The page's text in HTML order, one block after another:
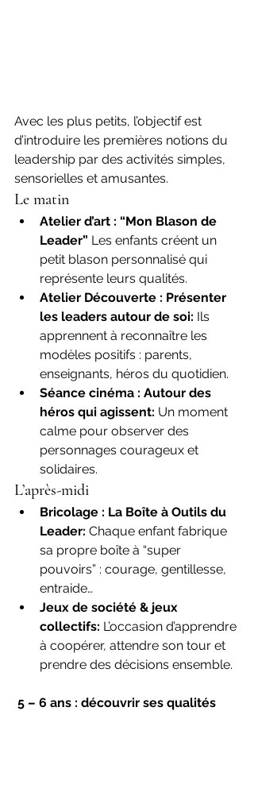
Avec les plus petits, l’objectif est
d’introduire les premières notions du
leadership par des activités simples,
sensorielles et amusantes.
Le matin
Atelier d’art : “Mon Blason de
Leader” Les enfants créent un
petit blason personnalisé qui
représente leurs qualités.
Atelier Découverte : Présenter
les leaders autour de soi: Ils
apprennent à reconnaître les
modèles positifs : parents,
enseignants, héros du quotidien.
Séance cinéma : Autour des
héros qui agissent: Un moment
calme pour observer des
personnages courageux et
solidaires.
L’après-midi
Bricolage : La Boîte à Outils du
Leader: Chaque enfant fabrique
sa propre boîte à “super
pouvoirs” : courage, gentillesse,
entraide…
Jeux de société & jeux
collectifs: L’occasion d’apprendre
à coopérer, attendre son tour et
prendre des décisions ensemble.
5 – 6 ans : découvrir ses qualités